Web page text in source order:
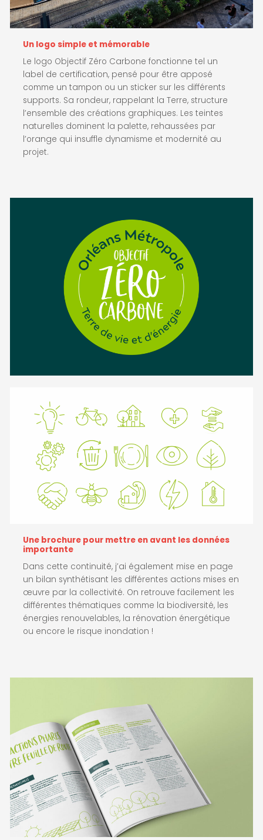
Un logo simple et mémorable
Le logo Objectif Zéro Carbone fonctionne tel un
label de certification, pensé pour être apposé
comme un tampon ou un sticker sur les différents
supports. Sa rondeur, rappelant la Terre, structure
l’ensemble des créations graphiques. Les teintes
naturelles dominent la palette, rehaussées par
l’orange qui insuffle dynamisme et modernité au
projet.
Une brochure pour mettre en avant les données
importante
Dans cette continuité, j’ai également mise en page
un bilan synthétisant les différentes actions mises en
œuvre par la collectivité. On retrouve facilement les
différentes thématiques comme la biodiversité, les
énergies renouvelables, la rénovation énergétique
ou encore le risque inondation !